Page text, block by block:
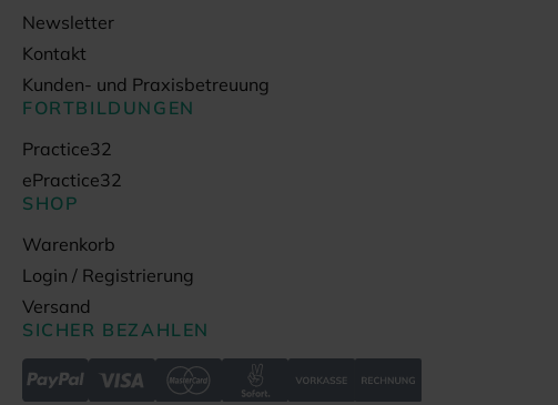
Newsletter
Kontakt
Kunden- und Praxisbetreuung
FORTBILDUNGEN
Practice32
ePractice32
SHOP
Warenkorb
Login / Registrierung
Versand
SICHER BEZAHLEN